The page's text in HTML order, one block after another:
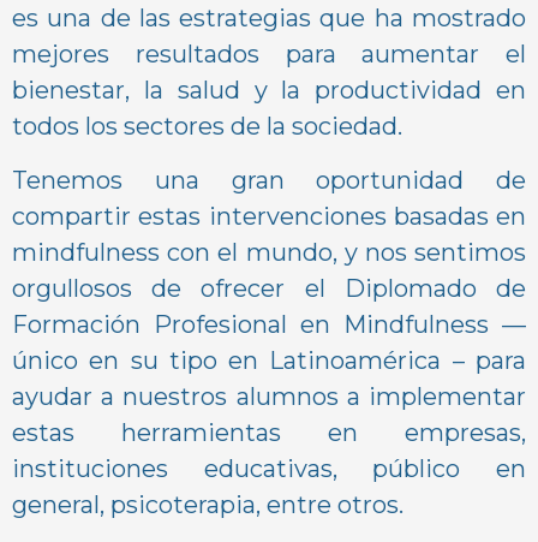
es una de las estrategias que ha mostrado
mejores resultados para aumentar el
bienestar, la salud y la productividad en
todos los sectores de la sociedad.
Tenemos una gran oportunidad de
compartir estas intervenciones basadas en
mindfulness con el mundo, y nos sentimos
orgullosos de ofrecer el Diplomado de
Formación Profesional en Mindfulness —
único en su tipo en Latinoamérica – para
ayudar a nuestros alumnos a implementar
estas herramientas en empresas,
instituciones educativas, público en
general, psicoterapia, entre otros.